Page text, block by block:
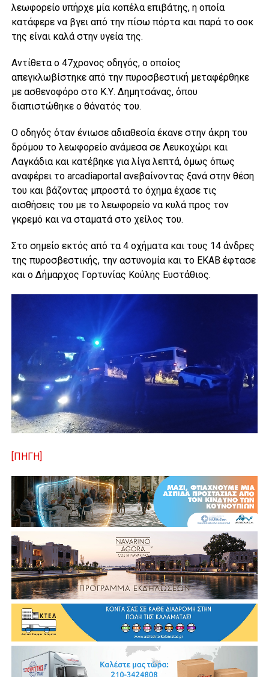
λεωφορείο υπήρχε μία κοπέλα επιβάτης, η οποία
κατάφερε να βγει από την πίσω πόρτα και παρά το σοκ
της είναι καλά στην υγεία της.
Αντίθετα ο 47χρονος οδηγός, ο οποίος
απεγκλωβίστηκε από την πυροσβεστική μεταφέρθηκε
με ασθενοφόρο στο Κ.Υ. Δημητσάνας, όπου
διαπιστώθηκε ο θάνατός του.
Ο οδηγός όταν ένιωσε αδιαθεσία έκανε στην άκρη του
δρόμου το λεωφορείο ανάμεσα σε Λευκοχώρι και
Λαγκάδια και κατέβηκε για λίγα λεπτά, όμως όπως
αναφέρει το arcadiaportal ανεβαίνοντας ξανά στην θέση
του και βάζοντας μπροστά το όχημα έχασε τις
αισθήσεις του με το λεωφορείο να κυλά προς τον
γκρεμό και να σταματά στο χείλος του.
Στο σημείο εκτός από τα 4 οχήματα και τους 14 άνδρες
της πυροσβεστικής, την αστυνομία και το ΕΚΑΒ έφτασε
και ο Δήμαρχος Γορτυνίας Κούλης Ευστάθιος.
[ΠΗΓΗ]